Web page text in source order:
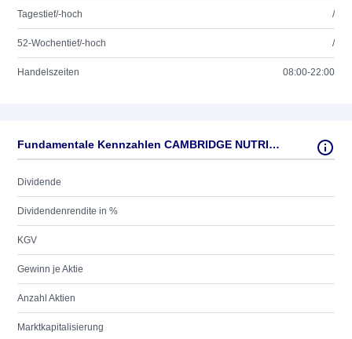
Tagestief/-hoch /
52-Wochentief/-hoch /
Handelszeiten 08:00-22:00
Fundamentale Kennzahlen CAMBRIDGE NUTRITI. LS-,04
Dividende
Dividendenrendite in %
KGV
Gewinn je Aktie
Anzahl Aktien
Marktkapitalisierung